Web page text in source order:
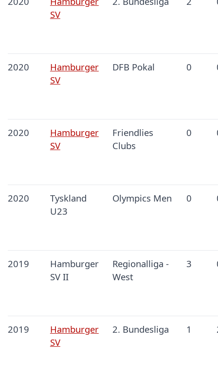
SV
2020
Hamburger
SV
DFB Pokal 0
2020
Hamburger
SV
Friendlies
Clubs
0
2020
Tyskland
U23
Olympics Men 0
2019
Hamburger
SV II
Regionalliga -
West
3
2019
Hamburger
SV
2. Bundesliga 1